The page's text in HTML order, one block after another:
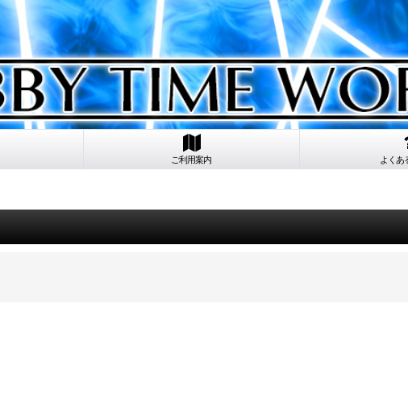
ご利用案内 よくあ